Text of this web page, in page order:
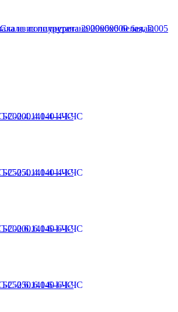
из полиуретана 2900х600 белая, D005
200.4.140-4-I-ЧС
250.4.140-4-I-ЧС
200.6.140-6-I-ЧС
250.6.140-6-I-ЧС